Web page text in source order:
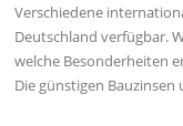
Verschiedene
Deutschland verfügbar.
welche Besonderheiten
Die günstigen Bauzinsen